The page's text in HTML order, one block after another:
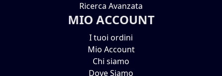
Ricerca Avanzata
MIO ACCOUNT
I tuoi ordini
Mio Account
Chi siamo
Dove Siamo